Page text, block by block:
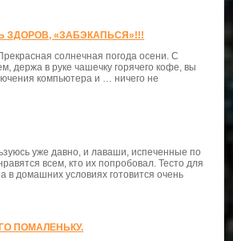
ЗДОРОВ, «ЗАБЭКАПЬСЯ»!!!
солнечная погода осени. С
держа в руке чашечку горячего кофе, вы
компьютера и … ничего не
уже давно, и лаваши, испеченные по
всем, кто их попробовал. Тесто для
в домашних условиях готовится очень
ПОМАЛЕНЬКУ.